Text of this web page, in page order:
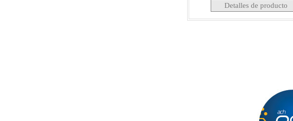
Detalles de producto